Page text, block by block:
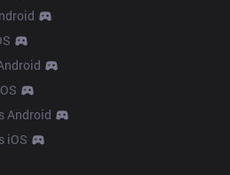
Android
iOS